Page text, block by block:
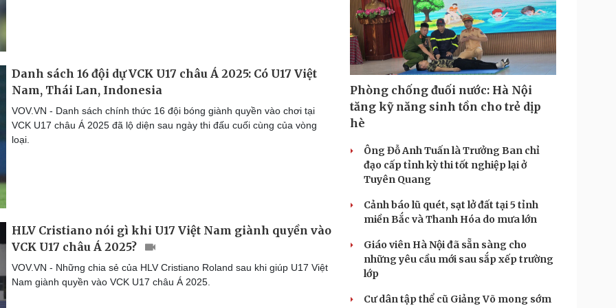
Danh sách 16 đội dự VCK U17 châu Á 2025: Có U17 Việt
Nam, Thái Lan, Indonesia
VOV.VN - Danh sách chính thức 16 đội bóng giành quyền vào chơi tại
VCK U17 châu Á 2025 đã lộ diện sau ngày thi đấu cuối cùng của vòng
loại.
HLV Cristiano nói gì khi U17 Việt Nam giành quyền vào
VCK U17 châu Á 2025?
VOV.VN - Những chia sẻ của HLV Cristiano Roland sau khi giúp U17 Việt
Nam giành quyền vào VCK U17 châu Á 2025.
Phòng chống đuối nước: Hà Nội
tăng kỹ năng sinh tồn cho trẻ dịp
hè
Ông Đỗ Anh Tuấn là Trưởng Ban chỉ
đạo cấp tỉnh kỳ thi tốt nghiệp lại ở
Tuyên Quang
Cảnh báo lũ quét, sạt lở đất tại 5 tỉnh
miền Bắc và Thanh Hóa do mưa lớn
Giáo viên Hà Nội đã sẵn sàng cho
những yêu cầu mới sau sắp xếp trường
lớp
Cư dân tập thể cũ Giảng Võ mong sớm